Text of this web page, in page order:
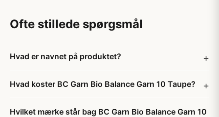
Ofte stillede spørgsmål
Hvad er navnet på produktet?
Hvad koster BC Garn Bio Balance Garn 10 Taupe?
Hvilket mærke står bag BC Garn Bio Balance Garn 10